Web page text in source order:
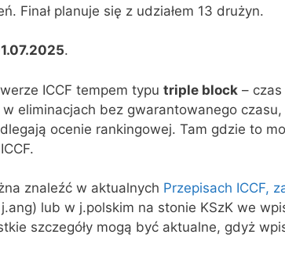
Finał planuje się z udziałem 13 drużyn.
.
ICCF tempem typu triple block –
eliminacjach bez gwarantowanego
ocenie rankingowej. Tam gdzie to
znaleźć w aktualnych Przepisach ICCF,
lub w j.polskim na stonie KSzK we
szczegóły mogą być aktualne, gdyż